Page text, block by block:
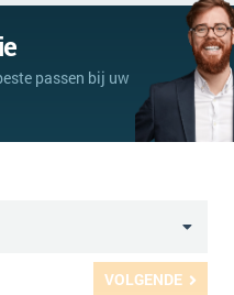
passen bij uw
VOLGENDE